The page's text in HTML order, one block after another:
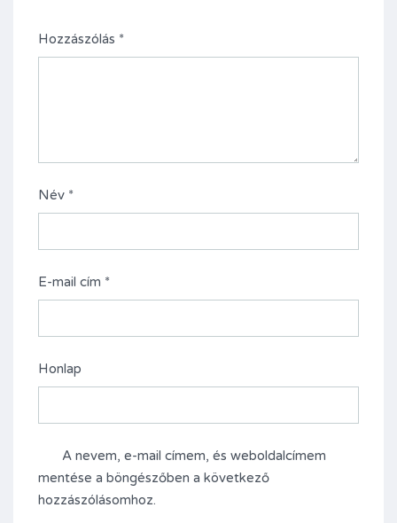
Hozzászólás *
Név *
E-mail cím *
Honlap
A nevem, e-mail címem, és weboldalcímem
mentése a böngészőben a következő
hozzászólásomhoz.